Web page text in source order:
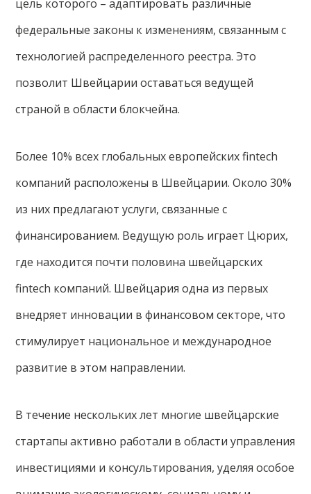
цель которого – адаптировать различные
федеральные законы к изменениям, связанным с
технологией распределенного реестра. Это
позволит Швейцарии оставаться ведущей
страной в области блокчейна.
Более 10% всех глобальных европейских fintech
компаний расположены в Швейцарии. Около 30%
из них предлагают услуги, связанные с
финансированием. Ведущую роль играет Цюрих,
где находится почти половина швейцарских
fintech компаний. Швейцария одна из первых
внедряет инновации в финансовом секторе, что
стимулирует национальное и международное
развитие в этом направлении.
В течение нескольких лет многие швейцарские
стартапы активно работали в области управления
инвестициями и консультирования, уделяя особое